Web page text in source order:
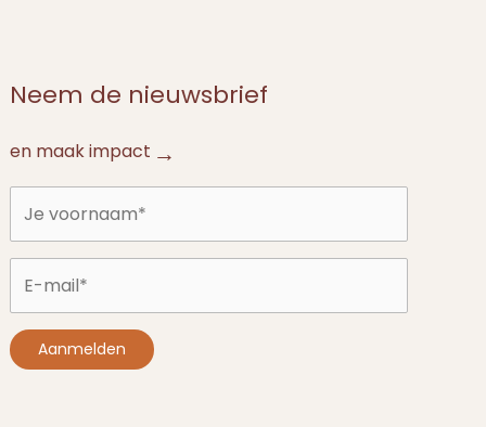
Neem de nieuwsbrief
en maak impact